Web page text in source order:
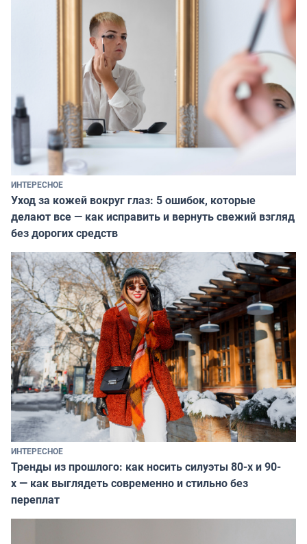
ИНТЕРЕСНОЕ
Уход за кожей вокруг глаз: 5 ошибок, которые
делают все — как исправить и вернуть свежий взгляд
без дорогих средств
ИНТЕРЕСНОЕ
Тренды из прошлого: как носить силуэты 80-х и 90-
х — как выглядеть современно и стильно без
переплат